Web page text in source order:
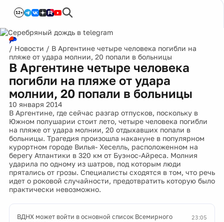
12+
/ Новости / В Аргентине четыре человека погибли на
пляже от удара молнии, 20 попали в больницы
В Аргентине четыре человека
погибли на пляже от удара
молнии, 20 попали в больницы
10 января 2014
В Аргентине, где сейчас разгар отпусков, поскольку в
Южном полушарии стоит лето, четыре человека погибли
на пляже от удара молнии, 20 отдыхавших попали в
больницы. Трагедия произошла накануне в популярном
курортном городе Вилья- Хеселль, расположенном на
берегу Атлантики в 320 км от Буэнос-Айреса. Молния
ударила по одному из шатров, под которым люди
прятались от грозы. Специалисты сходятся в том, что речь
идет о роковой случайности, предотвратить которую было
практически невозможно.
23:05
ВДНХ может войти в основной список Всемирного